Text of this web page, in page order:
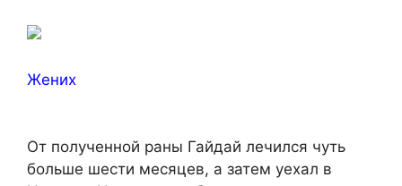
Жених
От полученной раны Гайдай лечился чуть
больше шести месяцев, а затем уехал в